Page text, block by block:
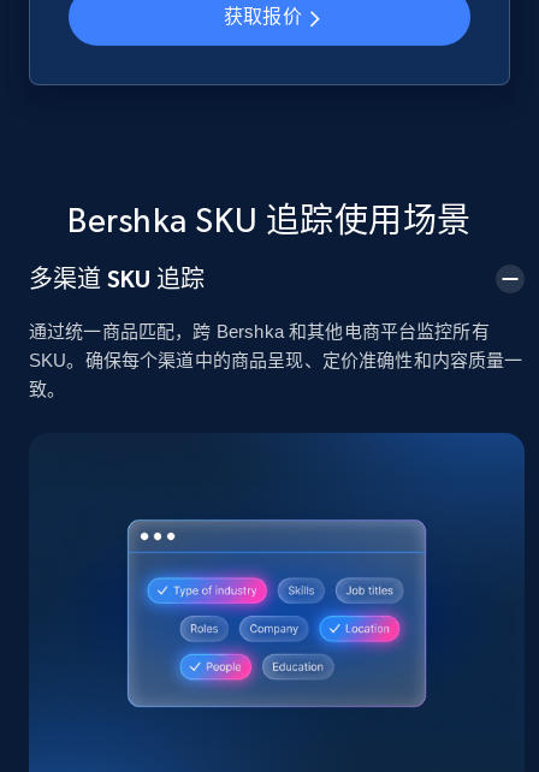
2.4K+ 200+ 立即开始
Google Shopping - collects products from
web using keywords
Rating, Reviews count, Images, Variations, and
2.4K+ 200+ 立即开始
Home Depot US
URL, Domain, Country code, Model number,
Sku, Product id, Product name, Manufacturer,
获取报价
Bershka SKU 追踪使用场景
多渠道 SKU 追踪
通过统一商品匹配，跨 Bershka 和其他电商平台监控所有
SKU。确保每个渠道中的商品呈现、定价准确性和内容质量一
致。